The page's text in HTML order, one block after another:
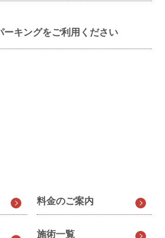
キングをご利用ください
料金のご案内
施術一覧